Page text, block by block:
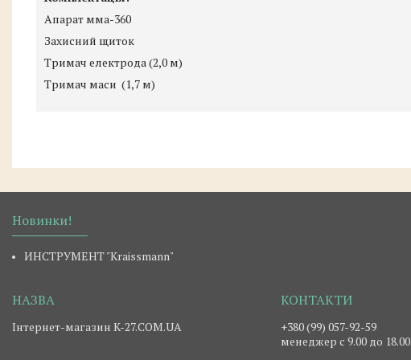
Апарат мма-360
Захисний щиток
Тримач електрода (2,0 м)
Тримач маси (1,7 м)
Новинки!
ИНСТРУМЕНТ "Kraissmann"
Інтернет-магазин K-27.COM.UA
+380 (99) 057-92-59
менеджер c 9.00 до 18.00